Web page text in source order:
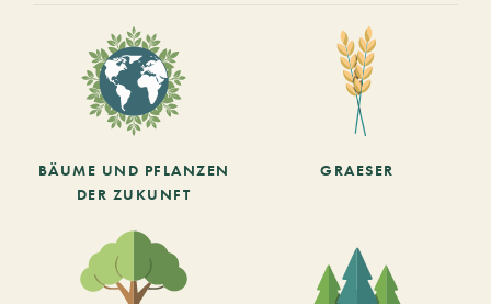
BÄUME UND PFLANZEN
DER ZUKUNFT
GRAESER